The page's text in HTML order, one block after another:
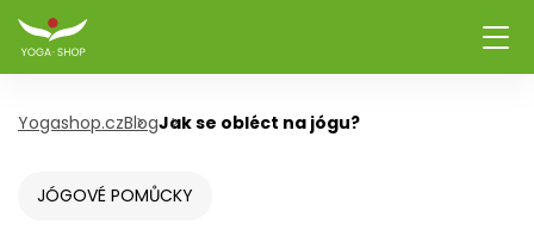
Yogashop.czBlogJak se obléct na jógu?
JÓGOVÉ POMŮCKY